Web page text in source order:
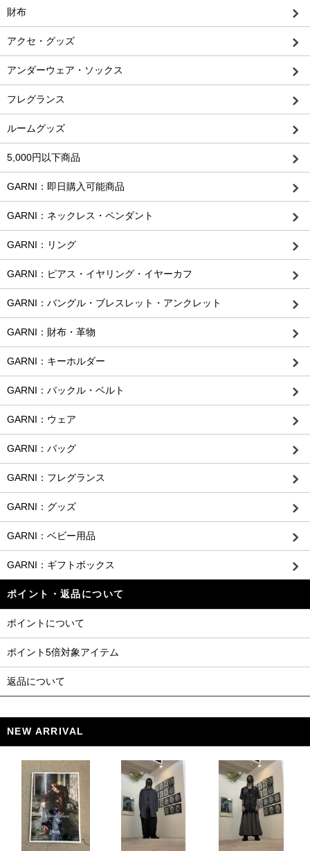
財布
アクセ・グッズ
アンダーウェア・ソックス
フレグランス
ルームグッズ
5,000円以下商品
GARNI：即日購入可能商品
GARNI：ネックレス・ペンダント
GARNI：リング
GARNI：ピアス・イヤリング・イヤーカフ
GARNI：バングル・ブレスレット・アンクレット
GARNI：財布・革物
GARNI：キーホルダー
GARNI：バックル・ベルト
GARNI：ウェア
GARNI：バッグ
GARNI：フレグランス
GARNI：グッズ
GARNI：ベビー用品
GARNI：ギフトボックス
ポイント・返品について
ポイントについて
ポイント5倍対象アイテム
返品について
NEW ARRIVAL